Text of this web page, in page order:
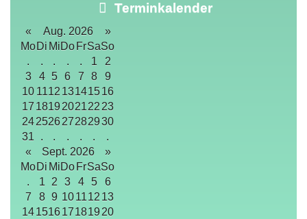
Terminkalender
« Aug. 2026
»
MoDi MiDo FrSaSo
.
. . . . 1
2
3
4 5 6 7 8
9
10 1112 13141516
17 1819 202122 23
24252627282930
31
. . . . .
.
«
Sept. 2026
»
MoDi MiDo FrSaSo
.
1 2 3 4 5
6
7
8 9 10 1112 13
141516171819 20